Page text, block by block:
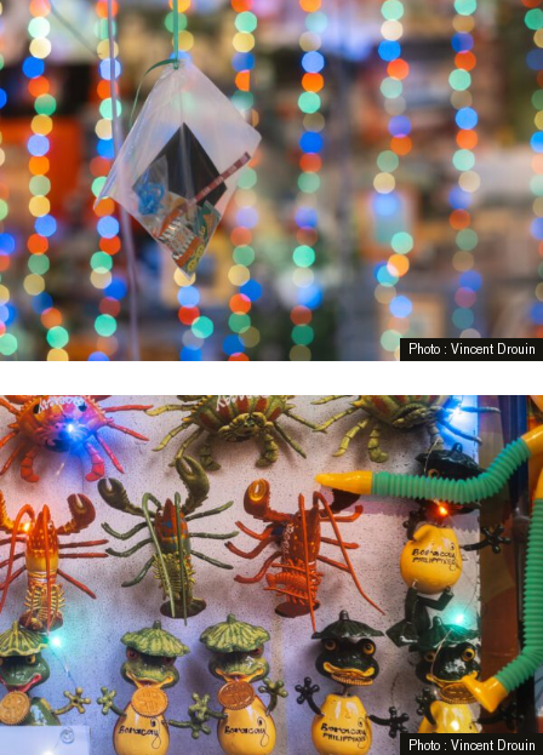
Photo : Vincent Drouin
Photo : Vincent Drouin